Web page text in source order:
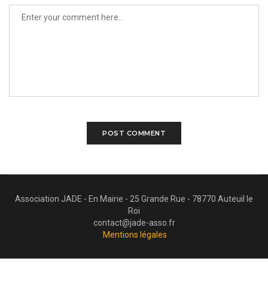
Association JADE - En Mairie - 25 Grande Rue - 78770 Auteuil le
Roi
contact@jade-asso.fr
Mentions légales